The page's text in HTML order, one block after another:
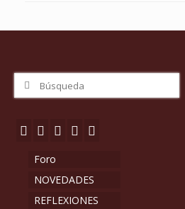
Buscar
Foro
NOVEDADES
REFLEXIONES